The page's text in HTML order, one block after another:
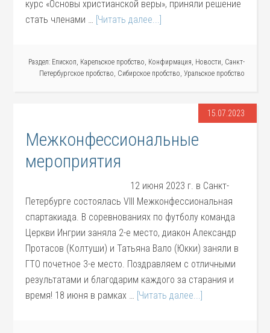
курс «Основы христианской веры», приняли решение
стать членами … [Читать далее...]
Раздел: Епископ, Карельское пробство, Конфирмация, Новости, Санкт-
Петербургское пробство, Сибирское пробство, Уральское пробство
15.07.2023
Межконфессиональные
мероприятия
12 июня 2023 г. в Санкт-
Петербурге состоялась VIII Межконфессиональная
спартакиада. В соревнованиях по футболу команда
Церкви Ингрии заняла 2-е место, диакон Александр
Протасов (Колтуши) и Татьяна Вало (Юкки) заняли в
ГТО почетное 3-е место. Поздравляем с отличными
результатами и благодарим каждого за старания и
время! 18 июня в рамках … [Читать далее...]